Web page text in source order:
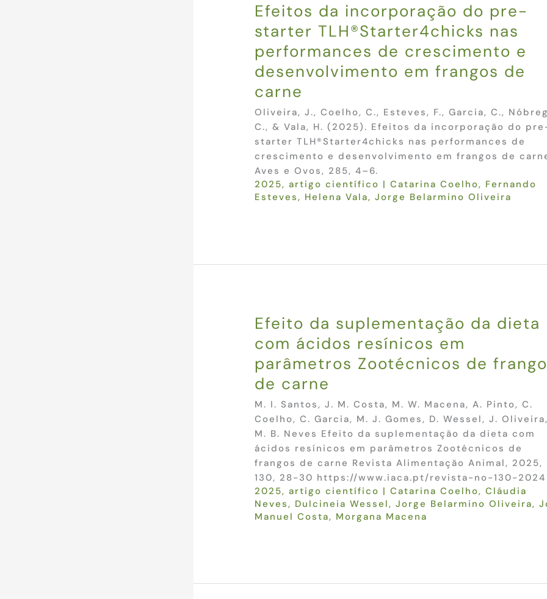
Efeitos da incorporação do pre-
starter TLH®Starter4chicks nas
performances de crescimento e
desenvolvimento em frangos de
carne
Oliveira, J., Coelho, C., Esteves, F., Garcia, C.,
C., & Vala, H. (2025). Efeitos da incorporação do
starter TLH®Starter4chicks nas performances de
crescimento e desenvolvimento em frangos de
Aves e Ovos, 285, 4–6.
2025,artigo científico |Catarina Coelho, Fernando
Esteves, Helena Vala,Jorge Belarmino Oliveira
Efeito da suplementação da dieta
com ácidos resínicos em
parâmetros Zootécnicos de
de carne
M. I. Santos, J. M. Costa, M. W. Macena, A. Pinto, C.
Coelho, C. Garcia, M. J. Gomes, D. Wessel, J.
M. B. Neves Efeito da suplementação da dieta com
ácidos resínicos em parâmetros Zootécnicos de
frangos de carne Revista Alimentação Animal, 2025,
130, 28-30 https://www.iaca.pt/revista-no-130-2024
2025,artigo científico |Catarina Coelho,Cláudia
Neves, Dulcineia Wessel,Jorge Belarmino Oliveira,
Manuel Costa, Morgana Macena